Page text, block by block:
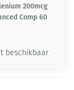
200mcg
Comp 60
beschikbaar